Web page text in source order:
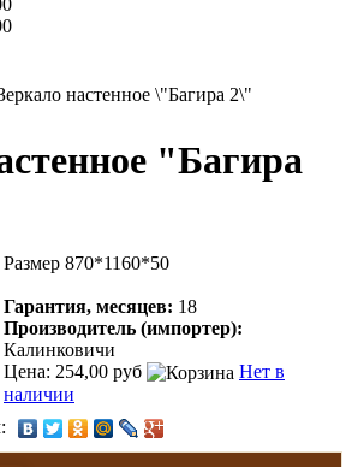
настенное \"Багира 2\"
"Багира
Размер 870*1160*50
Гарантия, месяцев: 18
Производитель (импортер):
Калинковичи
Цена: 254,00 руб
Нет в
наличии